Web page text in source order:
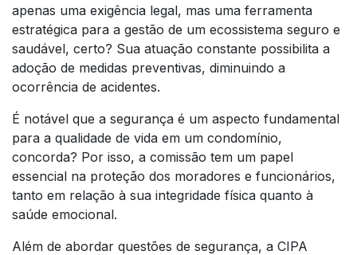
apenas uma exigência legal, mas uma ferramenta
estratégica para a gestão de um ecossistema seguro e
saudável, certo? Sua atuação constante possibilita a
adoção de medidas preventivas, diminuindo a
ocorrência de acidentes.
É notável que a segurança é um aspecto fundamental
para a qualidade de vida em um condomínio,
concorda? Por isso, a comissão tem um papel
essencial na proteção dos moradores e funcionários,
tanto em relação à sua integridade física quanto à
saúde emocional.
Além de abordar questões de segurança, a CIPA